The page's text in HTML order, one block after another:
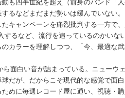
も四半世紀を超え（前身のバンド「
るなどまだまだ勢いは緩んでいない
キャンペーンを痛烈批判する一方で
するなど、流行を追っているのかい
カラーを理解しつつ、「今、最適な
ら面白い音が詰まっている。ニューウ
球だが、だからこそ現代的な感覚で面
めに毎週レコード屋に通い、視聴・